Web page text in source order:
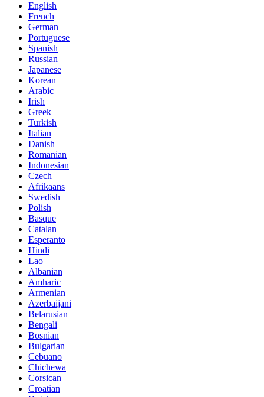
English
French
German
Portuguese
Spanish
Russian
Japanese
Korean
Arabic
Irish
Greek
Turkish
Italian
Danish
Romanian
Indonesian
Czech
Afrikaans
Swedish
Polish
Basque
Catalan
Esperanto
Hindi
Lao
Albanian
Amharic
Armenian
Azerbaijani
Belarusian
Bengali
Bosnian
Bulgarian
Cebuano
Chichewa
Corsican
Croatian